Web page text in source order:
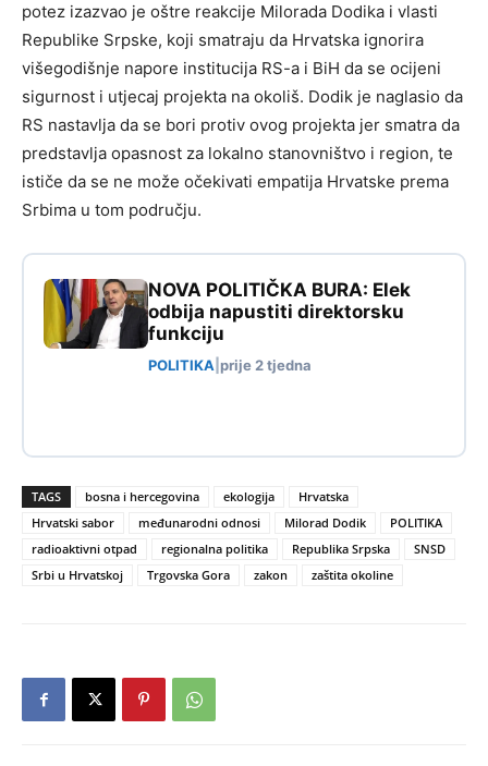
potez izazvao je oštre reakcije Milorada Dodika i vlasti
Republike Srpske, koji smatraju da Hrvatska ignorira
višegodišnje napore institucija RS-a i BiH da se ocijeni
sigurnost i utjecaj projekta na okoliš. Dodik je naglasio da
RS nastavlja da se bori protiv ovog projekta jer smatra da
predstavlja opasnost za lokalno stanovništvo i region, te
ističe da se ne može očekivati empatija Hrvatske prema
Srbima u tom području.
NOVA POLITIČKA BURA: Elek
odbija napustiti direktorsku
funkciju
POLITIKA prije 2 tjedna
TAGS bosna i hercegovina ekologija
Hrvatska
Hrvatski sabor
međunarodni odnosi Milorad Dodik
POLITIKA
radioaktivni otpad
regionalna politika Republika Srpska
SNSD
Srbi u Hrvatskoj
Trgovska Gora zakon zaštita okoline